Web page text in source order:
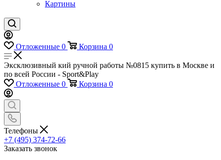
Картины
Отложенные 0 Корзина 0
Эксклюзивный кий ручной работы №0815 купить в Москве и
по всей России - Sport&Play
Отложенные 0 Корзина 0
Телефоны
+7 (495) 374-72-66
Заказать звонок